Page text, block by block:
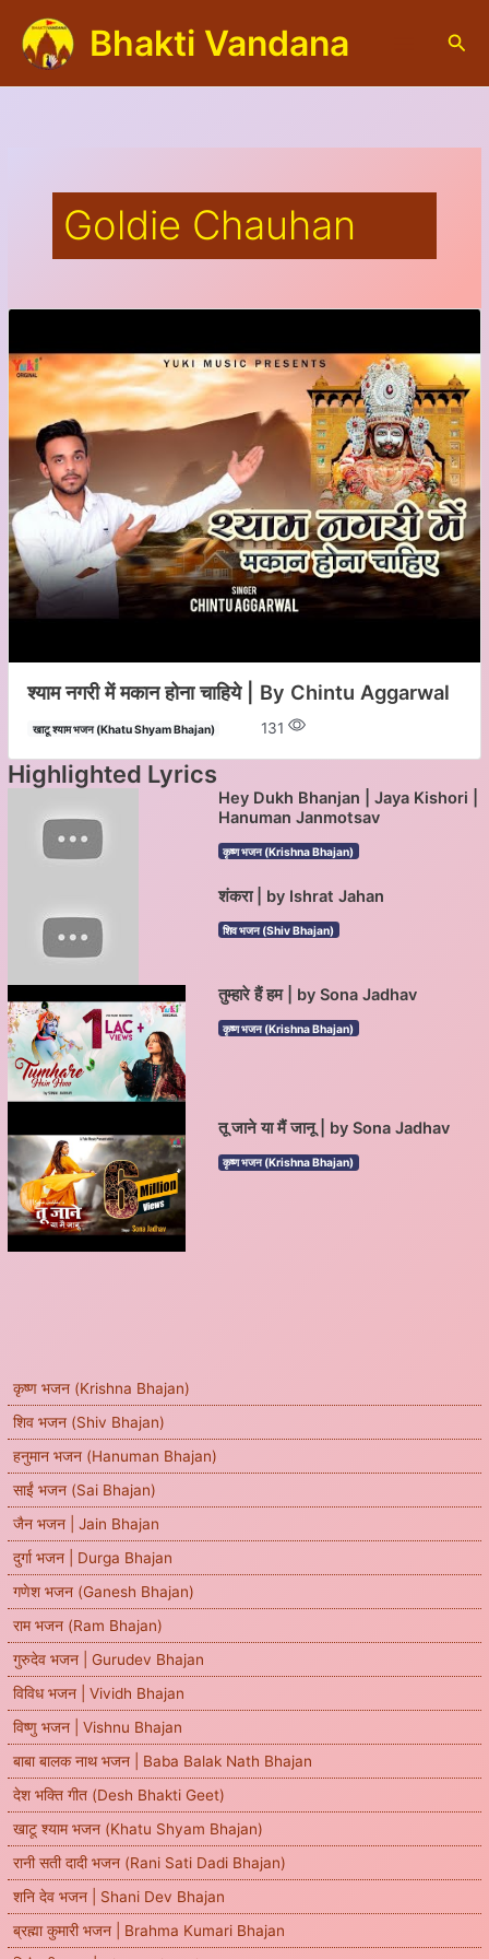
content
Bhakti Vandana
S
a
h
कृष्ण भजन (Krishna Bhajan)
शिव भजन (Shiv Bhajan)
हनुमान भजन (Hanuman Bhajan)
साईं भजन (Sai Bhajan)
जैन भजन | Jain Bhajan
दुर्गा भजन | Durga Bhajan
गणेश भजन (Ganesh Bhajan)
राम भजन (Ram Bhajan)
गुरुदेव भजन | Gurudev Bhajan
विविध भजन | Vividh Bhajan
विष्णु भजन | Vishnu Bhajan
बाबा बालक नाथ भजन | Baba Balak Nath Bhajan
देश भक्ति गीत (Desh Bhakti Geet)
खाटू श्याम भजन (Khatu Shyam Bhajan)
रानी सती दादी भजन (Rani Sati Dadi Bhajan)
शनि देव भजन | Shani Dev Bhajan
ब्रह्मा कुमारी भजन | Brahma Kumari Bhajan
Goldie Chauhan
श्याम नगरी में मकान होना चाहिये | By Chintu Aggarwal
खाटू श्याम भजन (Khatu Shyam Bhajan) 131
Highlighted Lyrics
Hey Dukh Bhanjan | Jaya Kishori |
Hanuman Janmotsav
कृष्ण भजन (Krishna Bhajan)
शंकरा | by Ishrat Jahan
शिव भजन (Shiv Bhajan)
तुम्हारे हैं हम | by Sona Jadhav
कृष्ण भजन (Krishna Bhajan)
तू जाने या मैं जानू | by Sona Jadhav
कृष्ण भजन (Krishna Bhajan)